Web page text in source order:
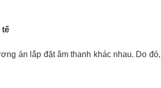
tế
án lắp đặt âm thanh khác nhau. Do